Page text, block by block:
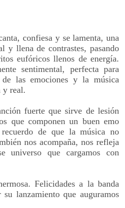
confiesa y se lamenta, una
y llena de contrastes, pasando
eufóricos llenos de energía.
sentimental, perfecta para
de las emociones y la música
y real.
fuerte que sirve de lesión
que componen un buen emo
de que la música no
nos acompaña, nos refleja
universo que cargamos con
Felicidades a la banda
su lanzamiento que auguramos